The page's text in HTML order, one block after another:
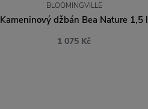
BLOOMINGVILLE
Kameninový džbán Bea Nature 1,5 l
1 075 Kč